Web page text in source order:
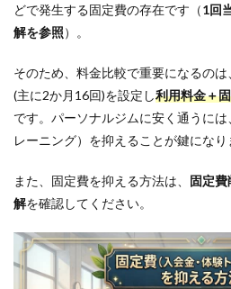
どで発生する固定費の存在です（1回
解を参照）。
そのため、料金比較で重要になるの
(主に2か月16回)を設定し利用料金＋
です。パーソナルジムに安く通うに
レーニング）を抑えることが鍵になり
また、固定費を抑える方法は、 固定
解を確認してください。